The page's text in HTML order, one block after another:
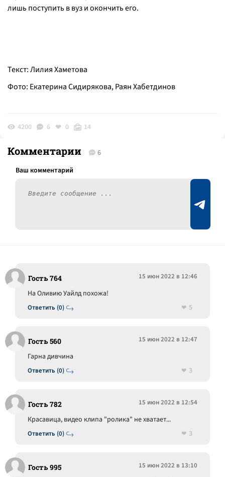
лишь поступить в вуз и окончить его.
Текст: Лилия Хаметова
Фото: Екатерина Сидирякова, Раян Хабетдинов
4200 6 0 14
Комментарии 6
Гость 764 15 июн 2022 в 12:46
Ответить (0)
На Оливию Уайлд похожа!
5
Гость 560 15 июн 2022 в 12:47
Ответить (0)
Гарна дивчина
3
Гость 782 15 июн 2022 в 12:54
Ответить (0)
Красавица, видео клипа "ролика" не хватает...
3
Гость 995 15 июн 2022 в 13:10